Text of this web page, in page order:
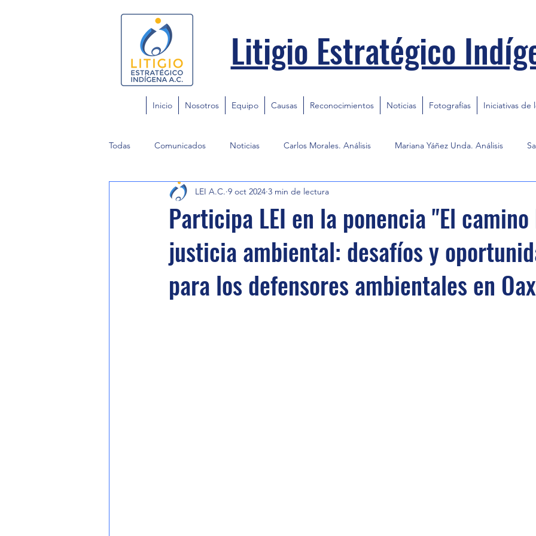
Litigio Estratégico
Inicio Nosotros Equipo Causas Reconocimientos Noticias Fotografías Iniciativas de
Todas Comunicados Noticias Carlos Morales. Análisis Mariana Yáñez Unda. Análisis
Participa LEI en la ponencia "El
justicia ambiental: desafíos y
para los defensores ambientales en
LEI A.C. 9 oct 2024 3 min de lectura